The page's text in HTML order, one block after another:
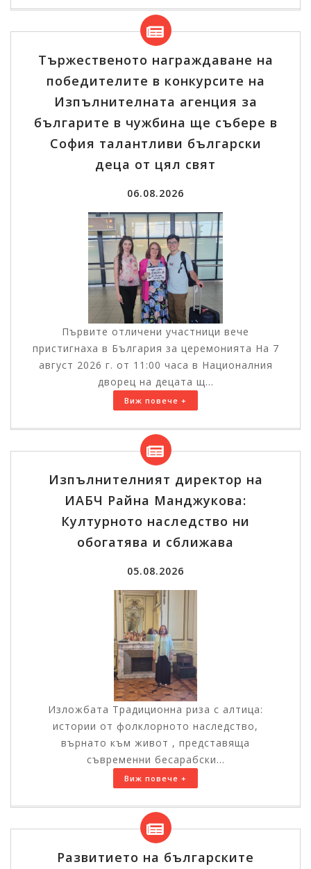
Тържественото награждаване на
победителите в конкурсите на
Изпълнителната агенция за
българите в чужбина ще събере в
София талантливи български
деца от цял свят
06.08.2026
Първите отличени участници вече
пристигнаха в България за церемонията На 7
август 2026 г. от 11:00 часа в Националния
дворец на децата щ...
Виж повече +
Изпълнителният директор на
ИАБЧ Райна Манджукова:
Културното наследство ни
обогатява и сближава
05.08.2026
Изложбата Традиционна риза с алтица:
истории от фолклорното наследство,
върнато към живот , представяща
съвременни бесарабски...
Виж повече +
Развитието на българските